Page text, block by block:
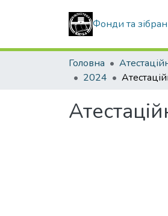
Фонди та
Головна
2024